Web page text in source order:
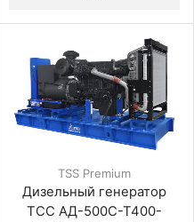
TSS Premium
Дизельный генератор
ТСС АД-500С-Т400-